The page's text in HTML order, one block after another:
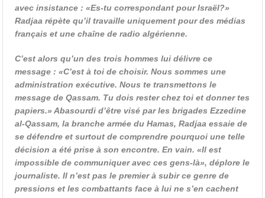
avec insistance : «Es-tu correspondant pour Israël?»
Radjaa répète qu’il travaille uniquement pour des médias
français et une chaîne de radio algérienne.
C’est alors qu’un des trois hommes lui délivre ce
message : «C’est à toi de choisir. Nous sommes une
administration exécutive. Nous te transmettons le
message de Qassam. Tu dois rester chez toi et donner tes
papiers.» Abasourdi d’être visé par les brigades Ezzedine
al-Qassam, la branche armée du Hamas, Radjaa essaie de
se défendre et surtout de comprendre pourquoi une telle
décision a été prise à son encontre. En vain. «Il est
impossible de communiquer avec ces gens-là», déplore le
journaliste. Il n’est pas le premier à subir ce genre de
pressions et les combattants face à lui ne s’en cachent